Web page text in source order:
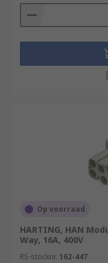
Op voorraad
HARTING, HAN
Way, 16A, 400V
RS-stocknr. 162-447